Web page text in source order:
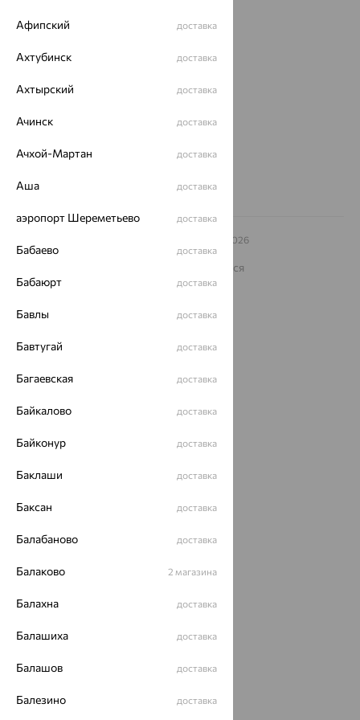
О нас
Магазины и доставка г. Липецк
еще 3
Другие города
Заказать звонок
– 2026
Архив акций
Карта сайта
На информационном ресурсе применяются
рекомендательные технологии
Политика конфеденциальности
Разработка сайта —
Афипский доставка
Ахтубинск доставка
Ахтырский доставка
Ачинск доставка
Ачхой-Мартан доставка
Аша доставка
аэропорт Шереметьево доставка
Бабаево доставка
Бабаюрт доставка
Бавлы доставка
Бавтугай доставка
Багаевская доставка
Байкалово доставка
Байконур доставка
Баклаши доставка
Баксан доставка
Балабаново доставка
Балаково 2 магазина
Балахна доставка
Балашиха доставка
Балашов доставка
Балезино доставка